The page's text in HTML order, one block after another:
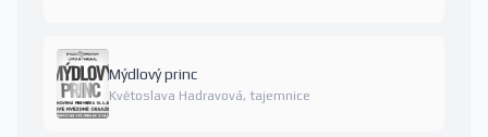
Mýdlový princ
Květoslava Hadravová, tajemnice